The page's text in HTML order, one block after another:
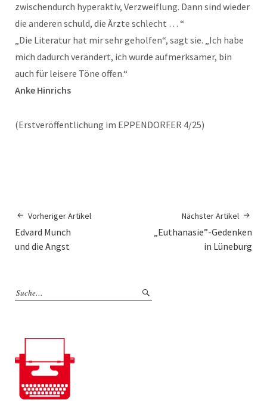
zwischendurch hyperaktiv, Verzweiflung. Dann sind wieder
die anderen schuld, die Ärzte schlecht … “
„Die Literatur hat mir sehr geholfen“, sagt sie. „Ich habe
mich dadurch verändert, ich wurde aufmerksamer, bin
auch für leisere Töne offen.“
Anke Hinrichs
(Erstveröffentlichung im EPPENDORFER 4/25)
Vorheriger Artikel
Edvard Munch
und die Angst
Nächster Artikel
„Euthanasie”-Gedenken
in Lüneburg